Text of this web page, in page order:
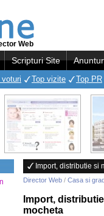
Web
Scripturi Site
voturi Top vizite Top PR
Import, distributie si
Director Web / Casa si
Import,
mocheta